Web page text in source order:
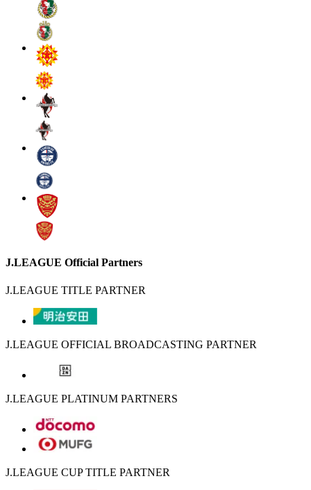
J.LEAGUE Official Partners
J.LEAGUE TITLE PARTNER
J.LEAGUE OFFICIAL BROADCASTING PARTNER
J.LEAGUE PLATINUM PARTNERS
J.LEAGUE CUP TITLE PARTNER